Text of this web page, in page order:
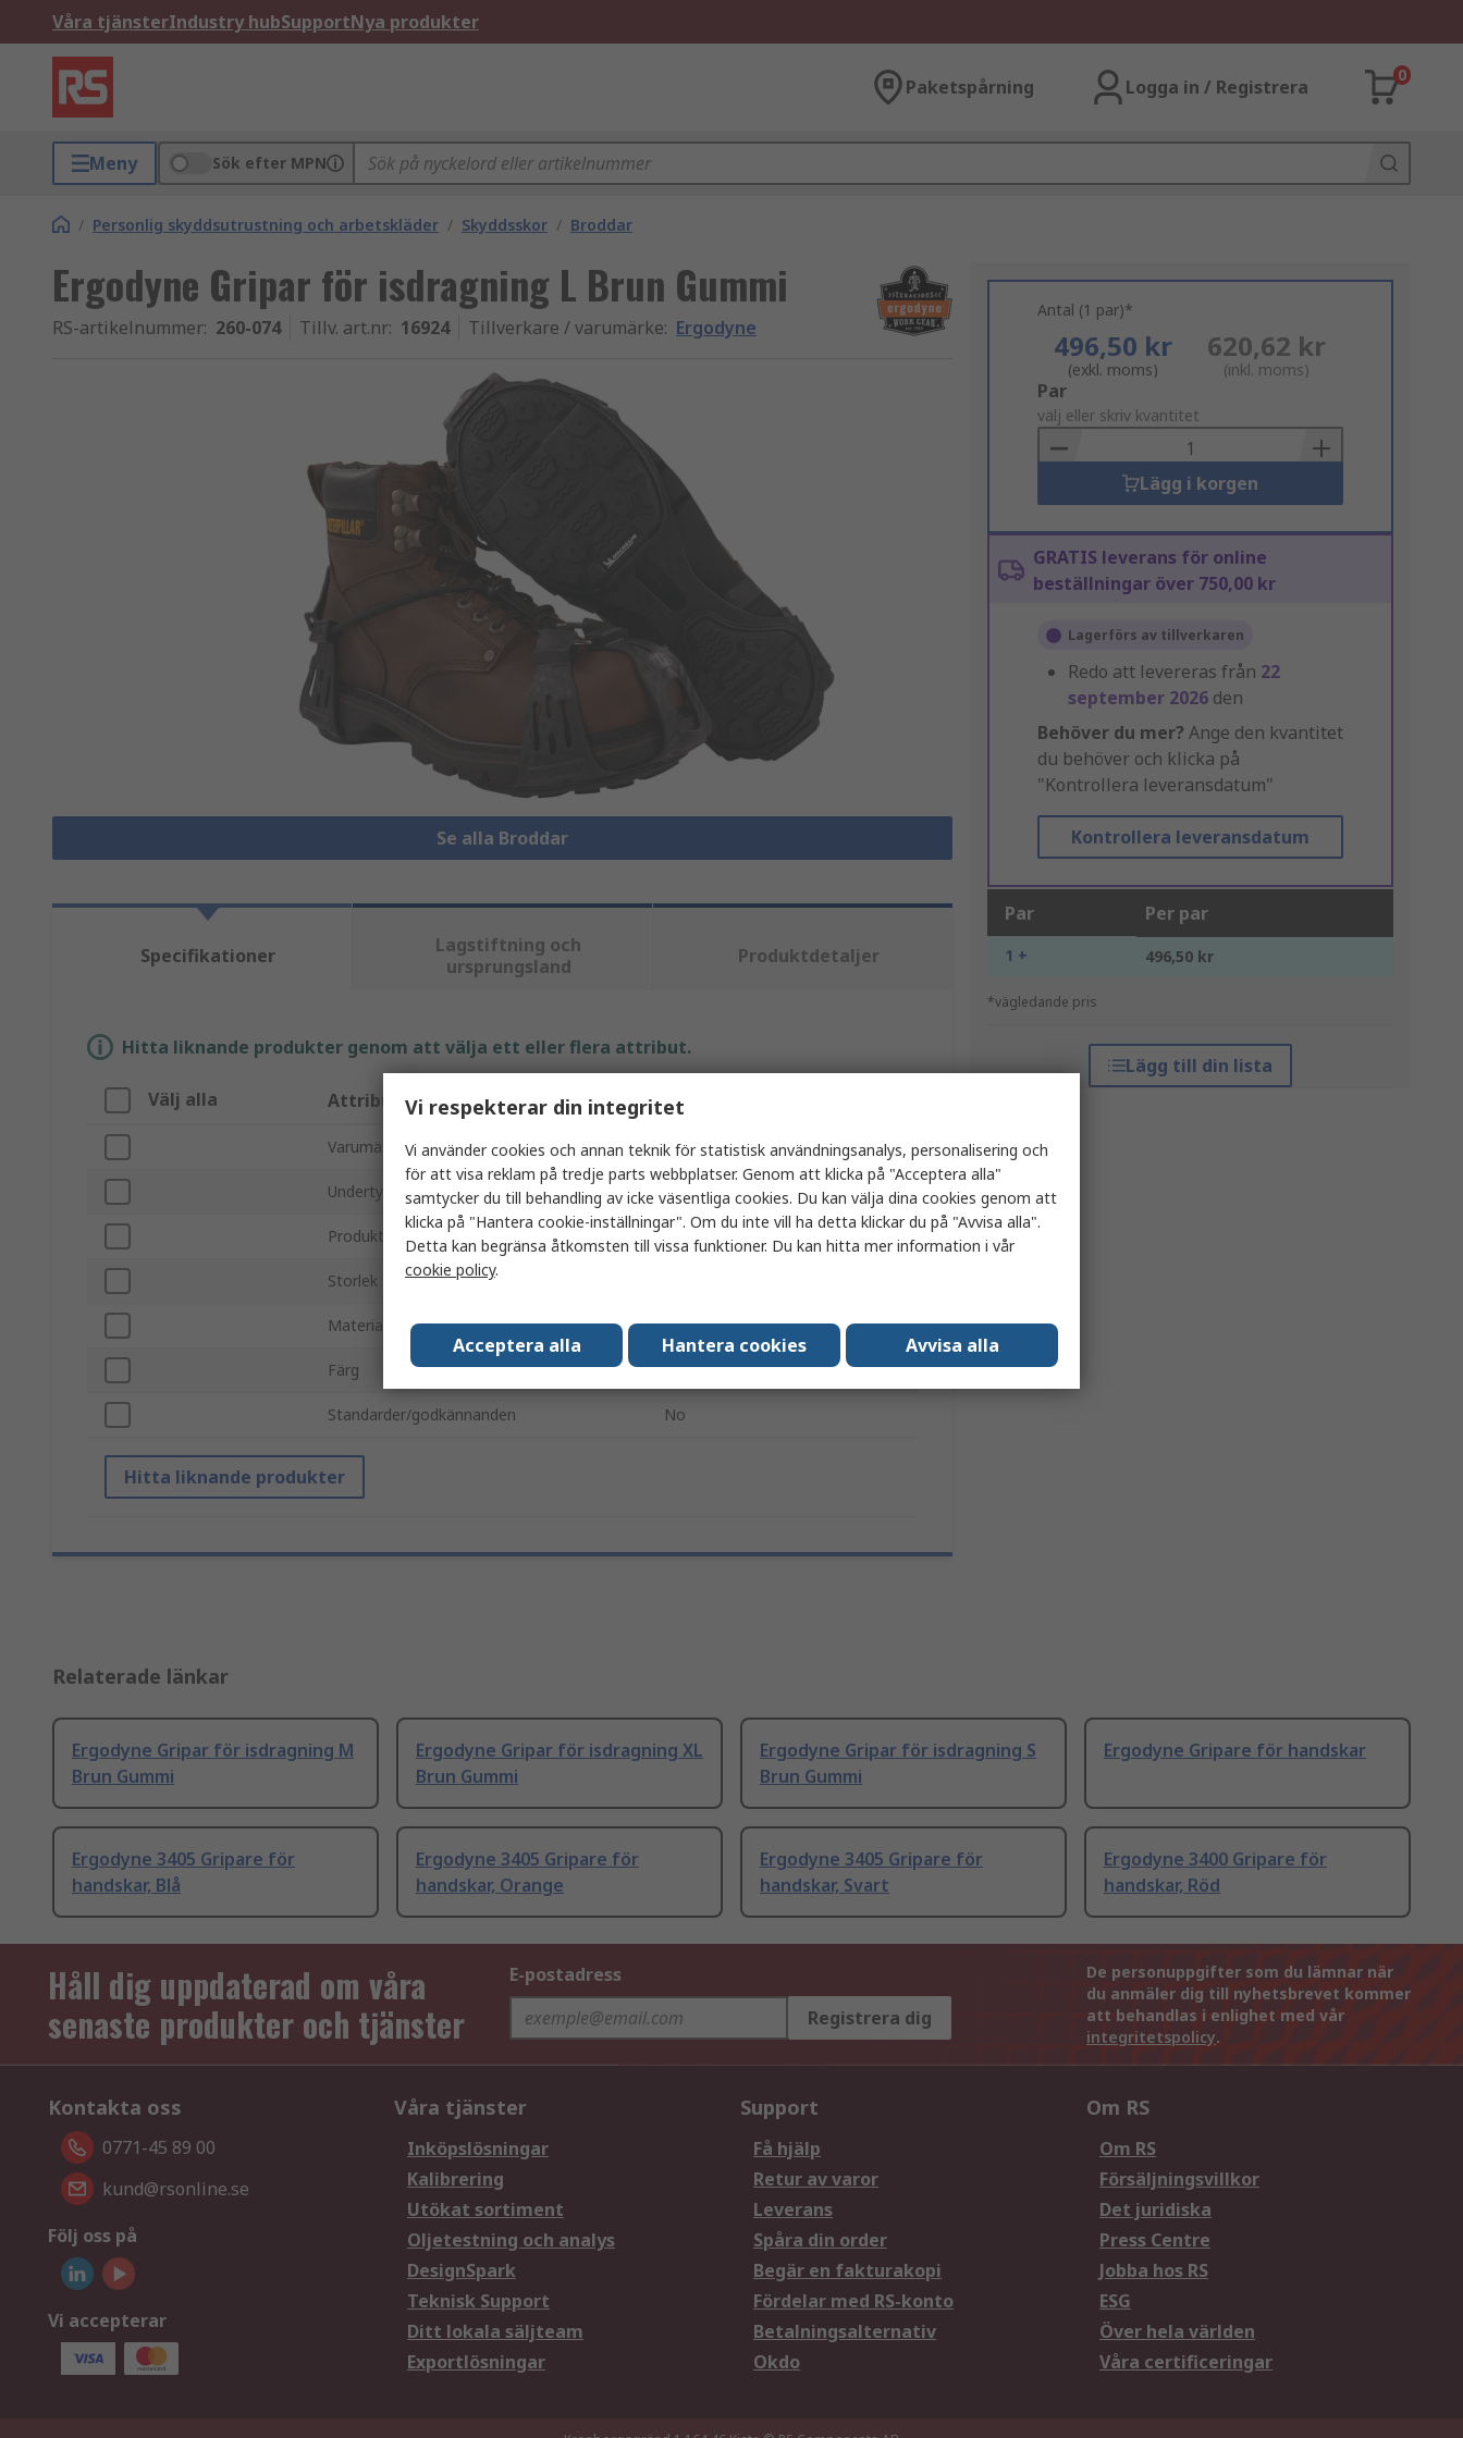
Våra tjänsterIndustry hubSupportNya produkter
Paketspårning Logga in / Registrera
0
Meny Sök efter MPN
/ Personlig skyddsutrustning och arbetskläder / Skyddsskor / Broddar
Ergodyne Gripar för isdragning L Brun Gummi
RS-artikelnummer: 260-074 Tillv. art.nr: 16924 Tillverkare / varumärke: Ergodyne
Se alla Broddar
Antal (1 par)*
496,50 kr
(exkl. moms)
620,62 kr
(inkl. moms)
Add
to
Basket
Par
välj eller skriv kvantitet
Lägg i korgen
GRATIS leverans för online
beställningar över 750,00 kr
Lagerförs av tillverkaren
Redo att levereras från 22
september 2026 den
Behöver du mer? Ange den kvantitet
du behöver och klicka på
"Kontrollera leveransdatum"
Kontrollera leveransdatum
Par Per par
1 + 496,50 kr
*vägledande pris
Lägg till din lista
Specifikationer
Lagstiftning och
ursprungsland
Produktdetaljer
Hitta liknande produkter genom att välja ett eller flera attribut.
Välj alla Attribut Värde
Varumärke Ergodyne
Undertyp Gripar för isdragning
Produkttyp Gripar för isdragning
Storlek
Material Gummi
Färg Brun
Standarder/godkännanden No
Hitta liknande produkter
Relaterade länkar
Ergodyne Gripar för isdragning M
Brun Gummi
Ergodyne Gripar för isdragning XL
Brun Gummi
Ergodyne Gripar för isdragning S
Brun Gummi
Ergodyne Gripare för handskar
Ergodyne 3405 Gripare för
handskar, Blå
Ergodyne 3405 Gripare för
handskar, Orange
Ergodyne 3405 Gripare för
handskar, Svart
Ergodyne 3400 Gripare för
handskar, Röd
Håll dig uppdaterad om våra
senaste produkter och tjänster
E-postadress
Registrera dig
De personuppgifter som du lämnar när
du anmäler dig till nyhetsbrevet kommer
att behandlas i enlighet med vår
integritetspolicy.
Kontakta oss
0771-45 89 00
kund@rsonline.se
Följ oss på
Vi accepterar
Våra tjänster
Inköpslösningar
Kalibrering
Utökat sortiment
Oljetestning och analys
DesignSpark
Teknisk Support
Ditt lokala säljteam
Exportlösningar
Support
Få hjälp
Retur av varor
Leverans
Spåra din order
Begär en fakturakopi
Fördelar med RS-konto
Betalningsalternativ
Okdo
Om RS
Om RS
Försäljningsvillkor
Det juridiska
Press Centre
Jobba hos RS
ESG
Över hela världen
Våra certificeringar
Vi respekterar din integritet
Vi använder cookies och annan teknik för statistisk användningsanalys, personalisering och
för att visa reklam på tredje parts webbplatser. Genom att klicka på "Acceptera alla"
samtycker du till behandling av icke väsentliga cookies. Du kan välja dina cookies genom att
klicka på "Hantera cookie-inställningar". Om du inte vill ha detta klickar du på "Avvisa alla".
Detta kan begränsa åtkomsten till vissa funktioner. Du kan hitta mer information i vår
cookie policy.
Acceptera alla Hantera cookies Avvisa alla